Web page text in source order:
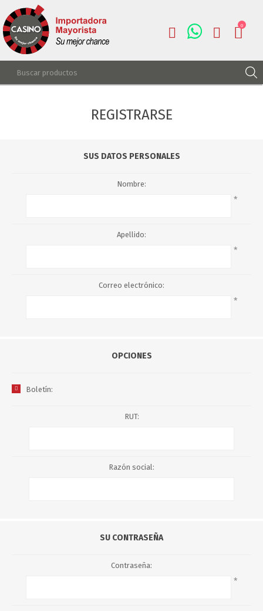
0
REGISTRARSE
SUS DATOS PERSONALES
Nombre:
*
Apellido:
*
Correo electrónico:
*
OPCIONES
Boletín:
RUT:
Razón social:
SU CONTRASEÑA
Contraseña:
*